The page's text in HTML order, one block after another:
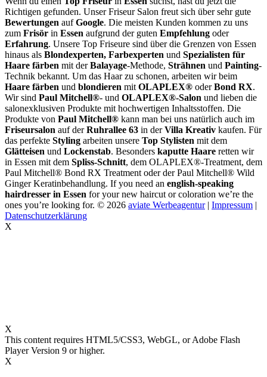
Richtigen gefunden. Unser Friseur Salon freut sich über sehr gute
Bewertungen aufGoogle. Die meisten Kunden kommen zu uns
zum Frisör in Essen aufgrund der guten Empfehlung oder
Erfahrung. Unsere Top Friseure sind über die Grenzen von Essen
hinaus als Blondexperten, Farbexperten und Spezialisten für
Haare färben mit derBalayage-Methode, Strähnen und Painting-
Technik bekannt. Um das Haar zu schonen, arbeiten wir beim
Haare färben und blondieren mit OLAPLEX® oderBond RX.
Wir sind Paul Mitchell®- und OLAPLEX®-Salon und lieben die
salonexklusiven Produkte mit hochwertigen Inhaltsstoffen. Die
Produkte von Paul Mitchell® kann man bei uns natürlich auch im
Friseursalon auf derRuhrallee 63 in derVilla Kreativ kaufen. Für
das perfekte Styling arbeiten unsere Top Stylisten mit dem
Glätteisen und Lockenstab. Besonders kaputte Haare retten wir
in Essen mit dem Spliss-Schnitt, dem OLAPLEX®-Treatment, dem
Paul Mitchell® Bond RX Treatment oder der Paul Mitchell® Wild
Ginger Keratinbehandlung. If you need an english-speaking
hairdresser in Essen for your new haircut or coloration we’re the
ones you’re looking for. © 2026 aviate Werbeagentur| Impressum |
Datenschutzerklärung
X
X
This content requires HTML5/CSS3, WebGL, or Adobe Flash
Player Version 9 or higher.
X